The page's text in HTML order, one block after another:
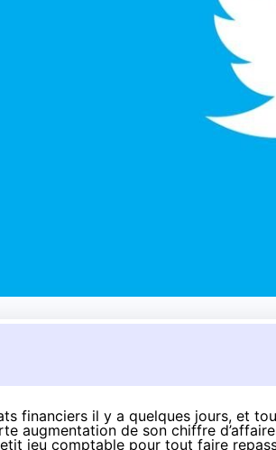
financiers il y a quelques jours, et
augmentation de son chiffre
jeu comptable pour tout faire